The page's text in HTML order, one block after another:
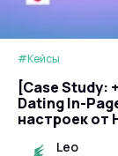
#Кейсы
[Case Study:
Dating In-
настроек от
Leo